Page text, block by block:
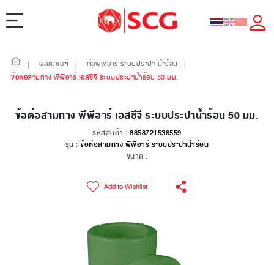
| ผลิตภัณฑ์ | ท่อพีพีอาร์ ระบบประปา น้ำร้อน
|
ข้อต่อสามทาง พีพีอาร์ เอสซีจี ระบบประปาน้ำร้อน 50 มม.
ข้อต่อสามทาง พีพีอาร์ เอสซีจี ระบบประปาน้ำร้อน 50 มม.
รหัสสินค้า : 8858721536559
รุ่น : ข้อต่อสามทาง พีพีอาร์ ระบบประปาน้ำร้อน
ขนาด :
Add to Wishlist